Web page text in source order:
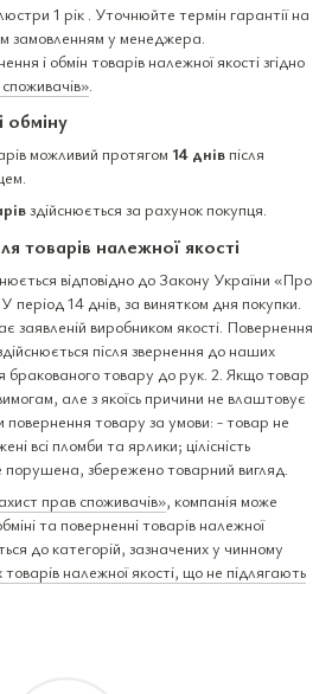
1 рік . Уточнюйте термін гарантії на
замовленням у менеджера.
і обмін товарів належної якості згідно
обміну
можливий протягом 14 днів після
здійснюється за рахунок покупця.
товарів належної якості
відповідно до Закону України «Про
період 14 днів, за винятком дня покупки.
заявленій виробником якості. Повернення
після звернення до наших
бракованого товару до рук. 2. Якщо товар
але з якоїсь причини не влаштовує
товару за умови: - товар не
всі пломби та ярлики; цілісність
порушена, збережено товарний вигляд.
прав споживачів», компанія може
та поверненні товарів належної
до категорій, зазначених у чинному
належної якості, що не підлягають